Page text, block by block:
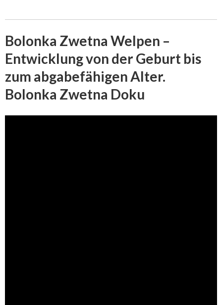
Bolonka Zwetna Welpen –
Entwicklung von der Geburt bis
zum abgabefähigen Alter.
Bolonka Zwetna Doku